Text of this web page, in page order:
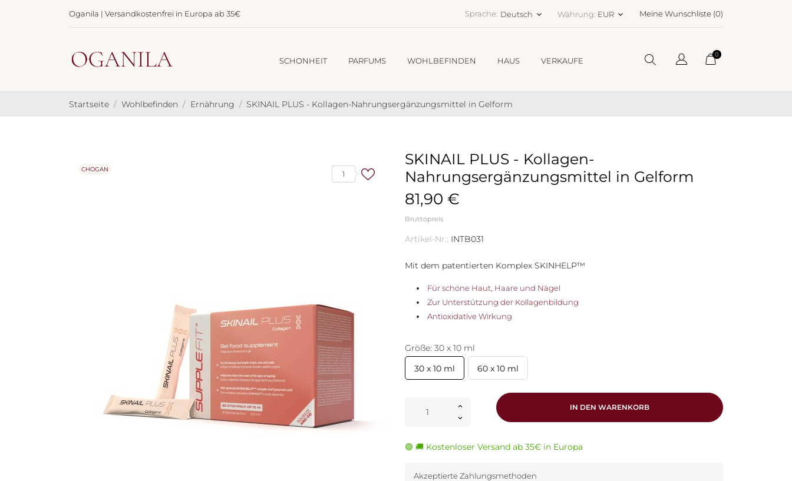
Oganila | Versandkostenfrei in Europa ab 35€ Sprache: Deutsch keyboard_arrow_down Währung: EUR keyboard_arrow_down Meine Wunschliste (0)
SCHONHEIT PARFUMS WOHLBEFINDEN HAUS VERKAUFE
0
Startseite Wohlbefinden Ernährung SKINAIL PLUS - Kollagen-Nahrungsergänzungsmittel in Gelform
1
CHOGAN
SKINAIL PLUS - Kollagen-
Nahrungsergänzungsmittel in Gelform
81,90 €
Bruttopreis
Artikel-Nr.: INTB031
Mit dem patentierten Komplex SKINHELP™
Für schöne Haut, Haare und Nägel
Zur Unterstützung der Kollagenbildung
Antioxidative Wirkung
Größe: 30 x 10 ml
30 x 10 ml
60 x 10 ml
IN DEN WARENKORB
🟢 🚚 Kostenloser Versand ab 35€ in Europa
Akzeptierte Zahlungsmethoden